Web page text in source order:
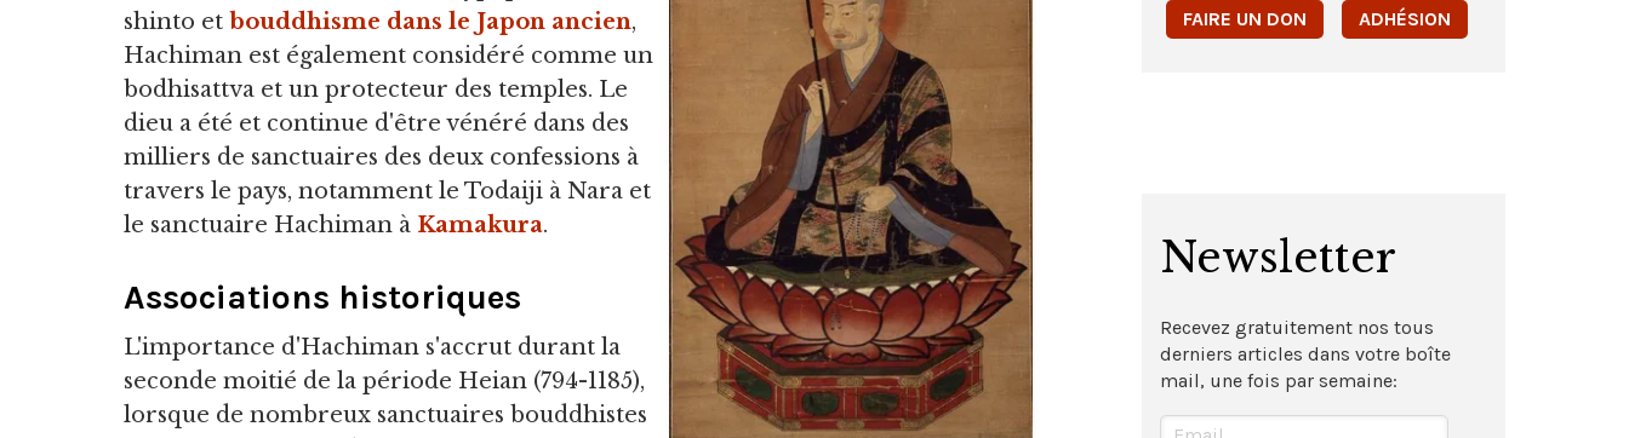
shinto et bouddhisme dans le Japon ancien,
Hachiman est également considéré comme un
bodhisattva et un protecteur des temples. Le
dieu a été et continue d'être vénéré dans des
milliers de sanctuaires des deux confessions à
travers le pays, notamment le Todaiji à Nara et
le sanctuaire Hachiman à Kamakura.
Associations historiques
L'importance d'Hachiman s'accrut durant la
seconde moitié de la période Heian (794-1185),
lorsque de nombreux sanctuaires bouddhistes
FAIRE UN DON ADHÉSION
Newsletter
Recevez gratuitement nos tous
derniers articles dans votre boîte
mail, une fois par semaine: